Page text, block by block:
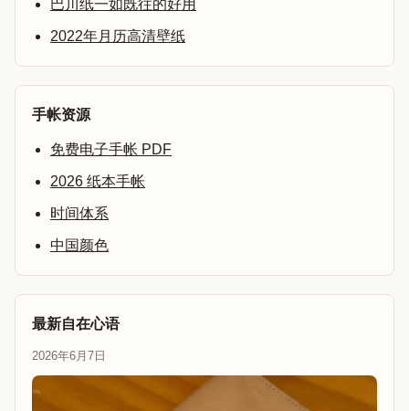
巴川纸一如既往的好用
2022年月历高清壁纸
手帐资源
免费电子手帐 PDF
2026 纸本手帐
时间体系
中国颜色
最新自在心语
2026年6月7日